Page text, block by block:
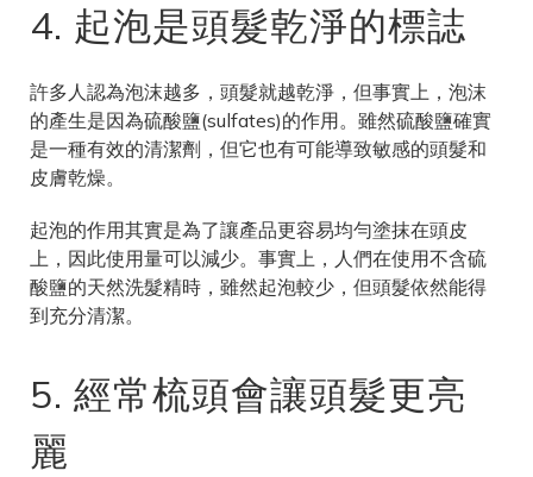
4. 起泡是頭髮乾淨的標誌
許多人認為泡沫越多，頭髮就越乾淨，但事實上，泡沫
的產生是因為硫酸鹽(sulfates)的作用。雖然硫酸鹽確實
是一種有效的清潔劑，但它也有可能導致敏感的頭髮和
皮膚乾燥。
起泡的作用其實是為了讓產品更容易均勻塗抹在頭皮
上，因此使用量可以減少。事實上，人們在使用不含硫
酸鹽的天然洗髮精時，雖然起泡較少，但頭髮依然能得
到充分清潔。
5. 經常梳頭會讓頭髮更亮
麗